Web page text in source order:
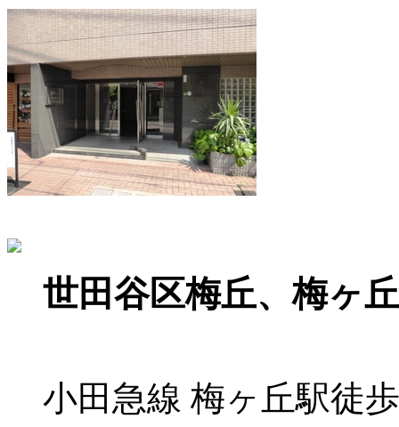
世田谷区梅丘、梅ヶ
小田急線 梅ヶ丘駅徒